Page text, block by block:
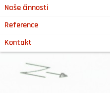
Naše činnosti
Reference
Kontakt